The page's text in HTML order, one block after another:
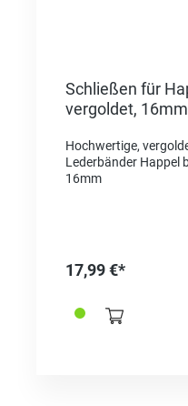
Schließen für
vergoldet,
Hochwertige,
Lederbänder Happel
16mm
17,99 €*